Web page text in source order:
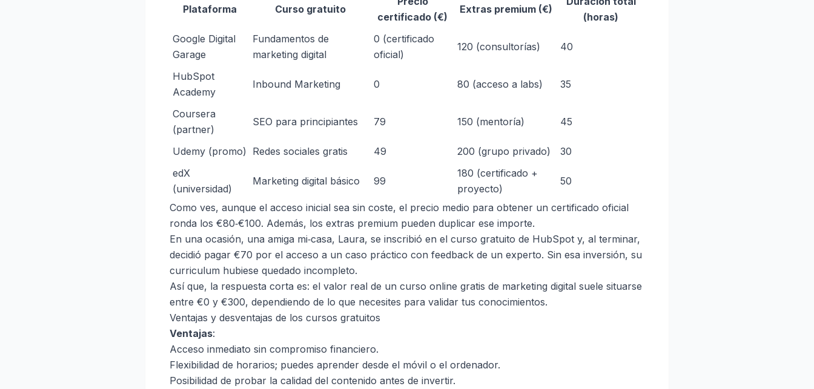
Plataforma Curso gratuito
certificado (€)
Extras premium (€)
(horas)
Google Digital
Garage
Fundamentos de
marketing digital
0 (certificado
oficial)
120 (consultorías) 40
HubSpot
Academy
Inbound Marketing 0 80 (acceso a labs) 35
Coursera
(partner)
SEO para principiantes 79 150 (mentoría) 45
Udemy (promo) Redes sociales gratis 49 200 (grupo privado)
30
edX
(universidad)
Marketing digital básico 99
180 (certificado +
proyecto)
50
Como ves, aunque el acceso inicial sea sin coste, el precio medio para obtener un certificado oficial
ronda los €80‑€100. Además, los extras premium pueden duplicar ese importe.
En una ocasión, una amiga mi‑casa, Laura, se inscribió en el curso gratuito de HubSpot y, al terminar,
decidió pagar €70 por el acceso a un caso práctico con feedback de un experto. Sin esa inversión, su
curriculum hubiese quedado incompleto.
Así que, la respuesta corta es: el valor real de un curso online gratis de marketing digital suele situarse
entre €0 y €300, dependiendo de lo que necesites para validar tus conocimientos.
Ventajas y desventajas de los cursos gratuitos
Ventajas:
Acceso inmediato sin compromiso financiero.
Flexibilidad de horarios; puedes aprender desde el móvil o el ordenador.
Posibilidad de probar la calidad del contenido antes de invertir.